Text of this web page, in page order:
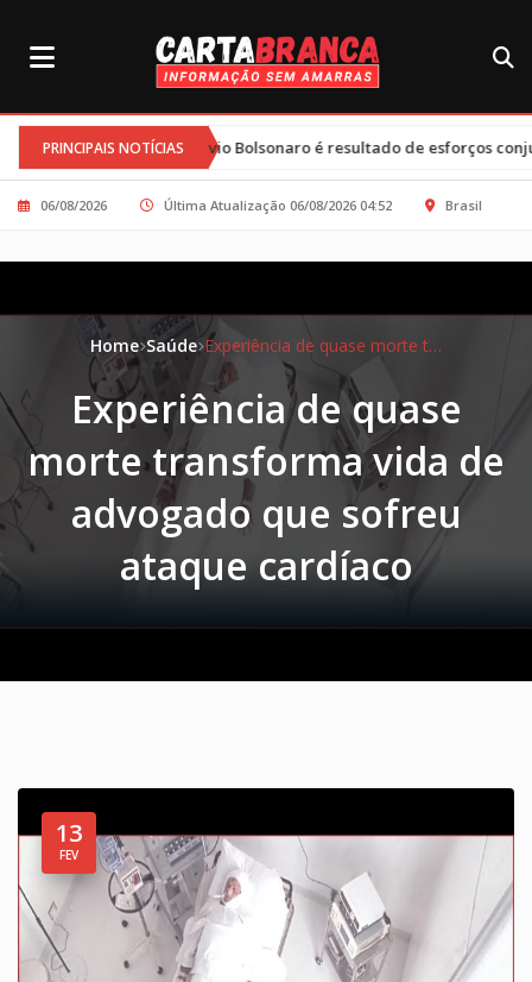
PRINCIPAIS NOTÍCIAS
Flávio Bolsonaro é resultado de esforços conjuntos e clima tenso
06/08/2026 Última Atualização 06/08/2026 04:52 Brasil
Home Saúde Experiência de quase morte transforma vida de advogado que sofreu ataque cardíaco
Experiência de quase
morte transforma vida de
advogado que sofreu
ataque cardíaco
13
FEV